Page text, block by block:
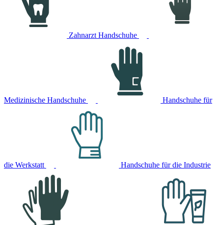
Zahnarzt Handschuhe
Medizinische Handschuhe Handschuhe für
die Werkstatt Handschuhe für die Industrie